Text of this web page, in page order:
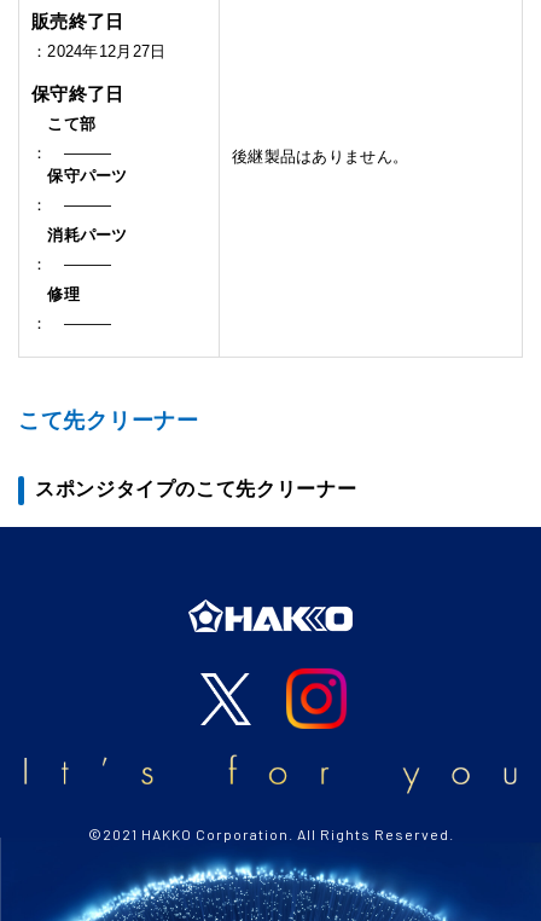
販売終了日
：2024年12月27日
保守終了日
こて部
： ―――
保守パーツ
： ―――
消耗パーツ
： ―――
修理
： ―――
後継製品はありません。
こて先クリーナー
スポンジタイプのこて先クリーナー
©2021 HAKKO Corporation. All Rights Reserved.